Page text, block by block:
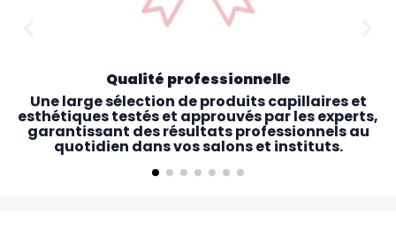
Qualité professionnelle
Une large sélection de produits capillaires et
esthétiques testés et approuvés par les experts,
garantissant des résultats professionnels au
quotidien dans vos salons et instituts.